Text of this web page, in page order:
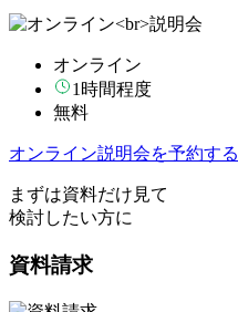
オンライン
1時間程度
無料
オンライン説明会を予約する
まずは資料だけ見て
検討したい方に
資料請求